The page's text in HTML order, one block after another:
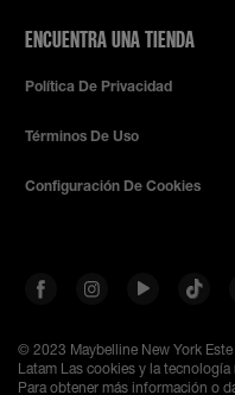
ENCUENTRA UNA TIENDA
Política De Privacidad
Términos De Uso
Configuración De Cookies
© 2023 Maybelline New York
Latam Las cookies y la
Para obtener más información o